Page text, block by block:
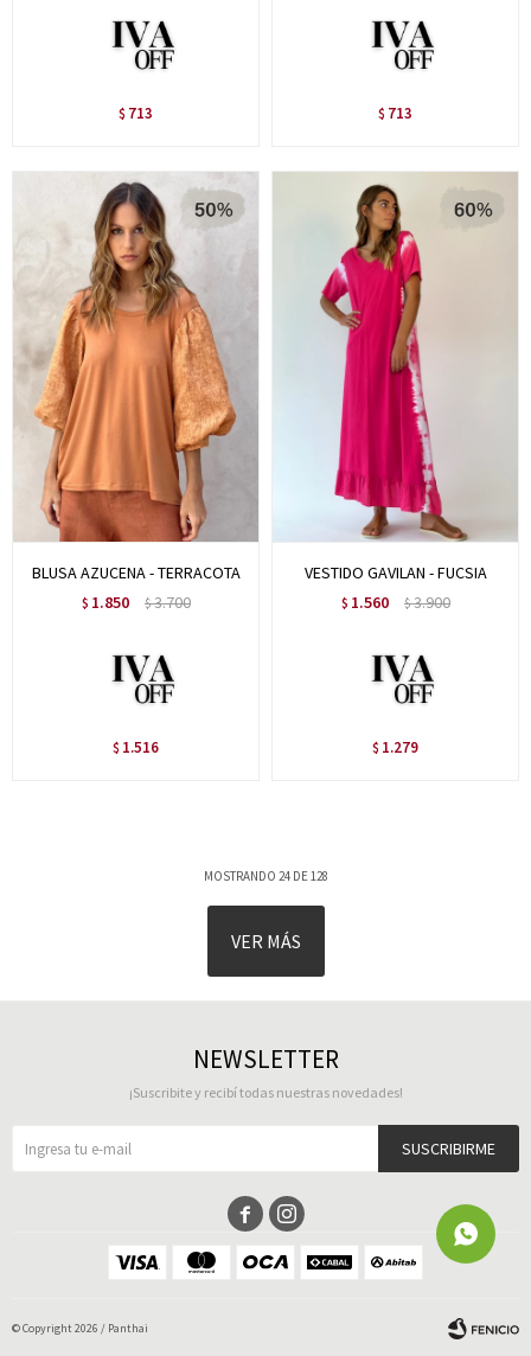
$ 713 $ 713
BLUSA AZUCENA - TERRACOTA
$ 1.850 $3.700
$ 1.516
VESTIDO GAVILAN - FUCSIA
$ 1.560 $3.900
$ 1.279
MOSTRANDO 24DE128
VER MÁS
NEWSLETTER
¡Suscribite y recibí todas nuestras novedades!
SUSCRIBIRME
 
© Copyright 2026 / Panthai